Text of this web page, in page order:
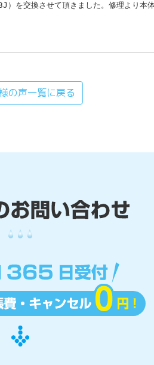
）を交換させて頂きました。修理より本
の声一覧に戻る